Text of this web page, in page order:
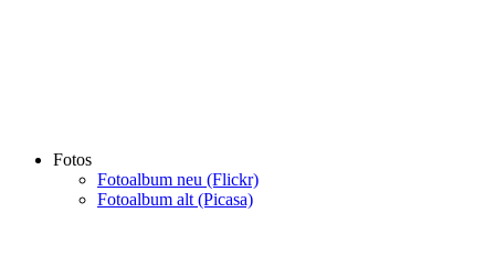
Fotos
Fotoalbum neu (Flickr)
Fotoalbum alt (Picasa)